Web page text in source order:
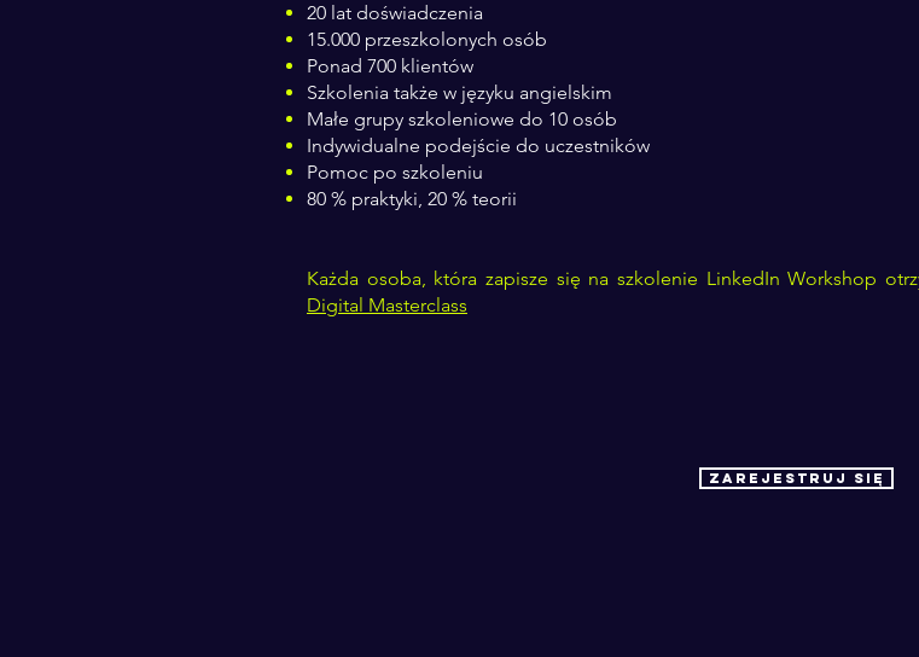
20 lat doświadczenia
15.000 przeszkolonych osób
Ponad 700 klientów
Szkolenia także w języku angielskim
Małe grupy szkoleniowe do 10 osób
Indywidualne podejście do uczestników
Pomoc po szkoleniu
80 % praktyki, 20 % teorii
Każda osoba, która zapisze się na szkolenie LinkedIn Workshop
Digital Masterclass
Zarejestruj się